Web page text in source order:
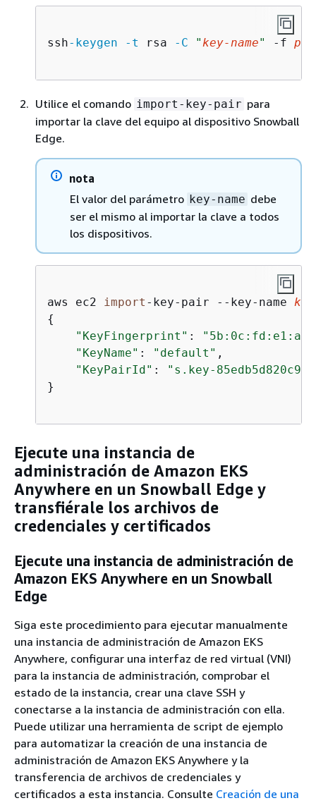
ssh-keygen -t rsa -C " key-name" -f
Utilice el comando import-key-pair para
importar la clave del equipo al dispositivo Snowball
Edge.
nota
El valor del parámetro key-name debe
ser el mismo al importar la clave a todos
los dispositivos.
aws ec2 import -key-pair --key-name
{
"KeyFingerprint" :
"KeyName" : "default" ,
"KeyPairId" :
"s.key-
}
Ejecute una instancia de
administración de Amazon EKS
Anywhere en un Snowball Edge y
transfiérale los archivos de
credenciales y certificados
Ejecute una instancia de administración de
Amazon EKS Anywhere en un Snowball
Edge
Siga este procedimiento para ejecutar manualmente
una instancia de administración de Amazon EKS
Anywhere, configurar una interfaz de red virtual (VNI)
para la instancia de administración, comprobar el
estado de la instancia, crear una clave SSH y
conectarse a la instancia de administración con ella.
Puede utilizar una herramienta de script de ejemplo
para automatizar la creación de una instancia de
administración de Amazon EKS Anywhere y la
transferencia de archivos de credenciales y
certificados a esta instancia. Consulte Creación de una